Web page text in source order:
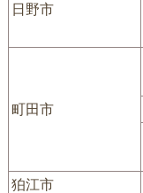
日野市
町田市
狛江市